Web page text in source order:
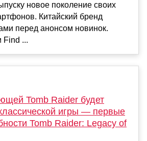
новое поколение своих
Китайский бренд
перед анонсом новинок.
Find ...
Tomb Raider будет
игры — первые
Tomb Raider: Legacy of